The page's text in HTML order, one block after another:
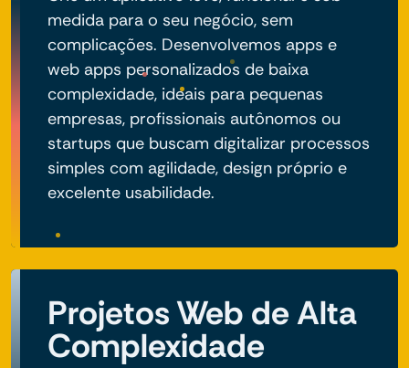
medida para o seu negócio, sem
complicações. Desenvolvemos apps e
web apps personalizados de baixa
complexidade, ideais para pequenas
empresas, profissionais autônomos ou
startups que buscam digitalizar processos
simples com agilidade, design próprio e
excelente usabilidade.
Projetos Web de Alta
Complexidade